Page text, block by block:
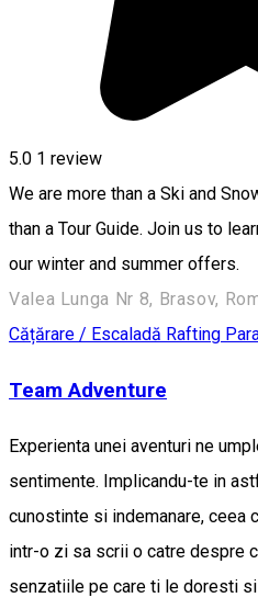
5.0 1 review
We are more than a Ski and
than a Tour Guide. Join us to
our winter and summer offers.
Valea Lunga Nr 8, Brasov,
Cățărare / Escaladă Rafting
Team Adventure
Experienta unei aventuri ne
sentimente. Implicandu-te in
cunostinte si indemanare, ceea
intr-o zi sa scrii o catre despre
senzatiile pe care ti le doresti